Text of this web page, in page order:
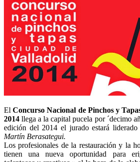
ElConcurso Nacional de Pinchos y
2014 llega a la capital pucela por ´decimo
edición del 2014 el jurado estará
Martín Berasategui.
Los profesionales de la restauración y la
tienen una nueva oportunidad para